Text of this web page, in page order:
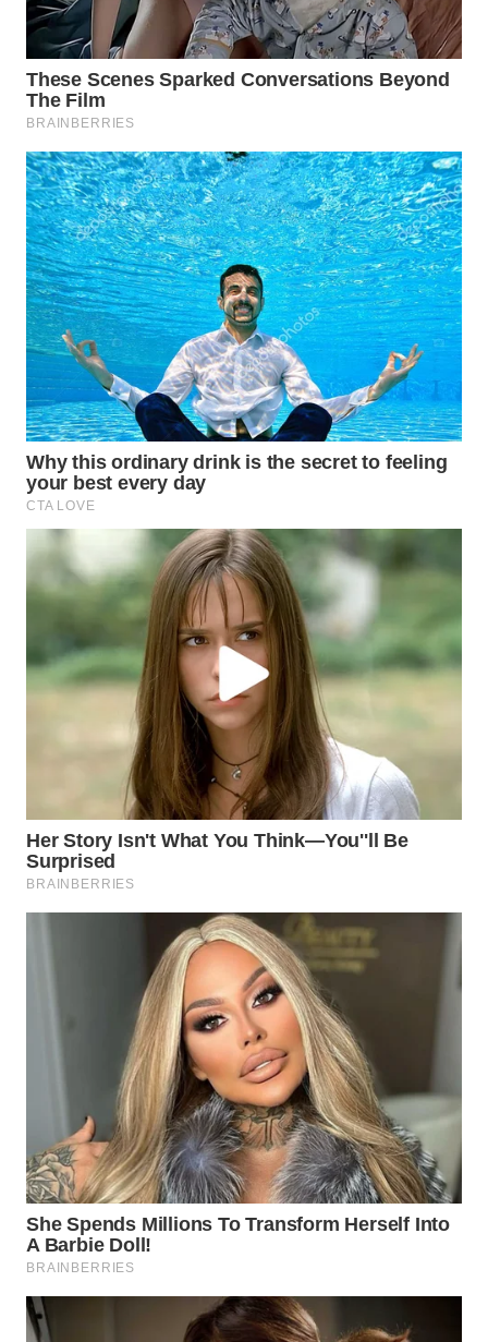
TAPANULI
TENGAH
WN DELI
SERDANG
WN
TEBING
TINGGI
WN
PAKPAK
WN
KARAWANG
WN
BEKASI
WN
WN
WN
PADANG
LAWAS
WN
KEPULAUAN
SERIBU
WN
TANGERANG
BINJAI